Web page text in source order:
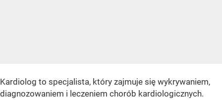
Kardiolog to specjalista, który zajmuje się wykrywaniem,
diagnozowaniem i leczeniem chorób kardiologicznych.